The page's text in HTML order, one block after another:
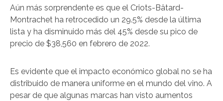
Aún más sorprendente es que el Criots-Bâtard-
Montrachet ha retrocedido un 29.5% desde la última
lista y ha disminuido más del 45% desde su pico de
precio de $38,560 en febrero de 2022.
Es evidente que el impacto económico global no se ha
distribuido de manera uniforme en el mundo del vino. A
pesar de que algunas marcas han visto aumentos